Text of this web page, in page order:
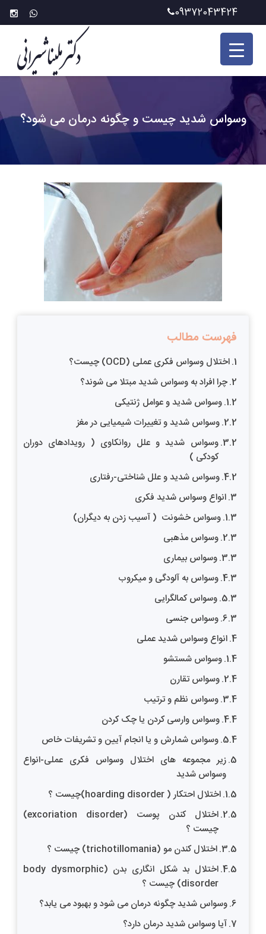
content
09372043424
وسواس شدید چیست و چگونه درمان می شود؟
فهرست مطالب
اختلال وسواس فکری عملی (OCD) چیست؟
چرا افراد به وسواس شدید مبتلا می شوند؟
وسواس شدید و عوامل ژنتیکی
وسواس شدید و تغییرات شیمیایی در مغز
وسواس شدید و علل روانکاوی ( رویدادهای دوران
کودکی )
وسواس شدید و علل شناختی-رفتاری
انواع وسواس شدید فکری
وسواس خشونت ( آسیب زدن به دیگران)
وسواس مذهبی
وسواس بیماری
وسواس به آلودگی و میکروب
وسواس کمالگرایی
وسواس جنسی
انواع وسواس شدید عملی
وسواس شستشو
وسواس تقارن
وسواس نظم و ترتیب
وسواس وارسی کردن یا چک کردن
وسواس شمارش و یا انجام آیین و تشریفات خاص
زیر مجموعه های اختلال وسواس فکری عملی-انواع
وسواس شدید
اختلال احتکار ( hoarding disorder)چیست ؟
اختلال کندن پوست (excoriation disorder)
چیست ؟
اختلال کندن مو (trichotillomania) چیست ؟
اختلال بد شکل انگاری بدن (body dysmorphic
disorder) چیست ؟
وسواس شدید چگونه درمان می شود و بهبود می یابد؟
آیا وسواس شدید درمان دارد؟